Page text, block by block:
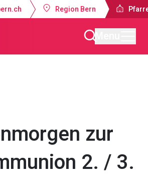
Region Bern
zur
2. / 3.